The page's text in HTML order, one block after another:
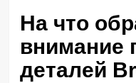
На что
внимание
деталей